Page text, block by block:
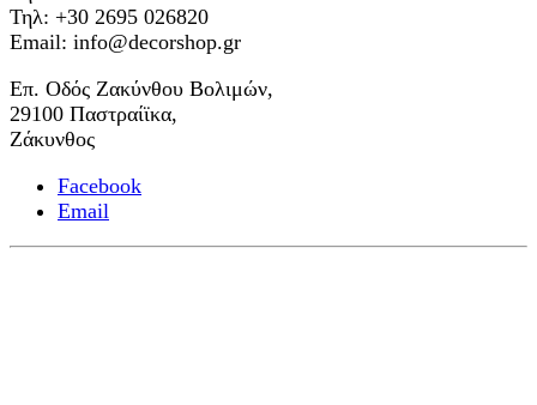
Τηλ: +30 2695 026820
Email: info@decorshop.gr
Επ. Οδός Ζακύνθου Βολιμών,
29100 Παστραίϊκα,
Ζάκυνθος
Facebook
Email